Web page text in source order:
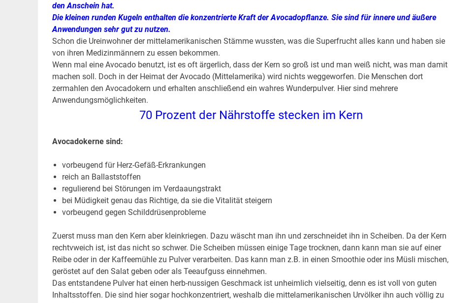
den Anschein hat.
Die kleinen runden Kugeln enthalten die konzentrierte Kraft der Avocadopflanze. Sie sind für innere und äußere
Anwendungen sehr gut zu nutzen.
Schon die Ureinwohner der mittelamerikanischen Stämme wussten, was die Superfrucht alles kann und haben sie
von ihren Medizinmännern zu essen bekommen.
Wenn mal eine Avocado benutzt, ist es oft ärgerlich, dass der Kern so groß ist und man weiß nicht, was man damit
machen soll. Doch in der Heimat der Avocado (Mittelamerika) wird nichts weggeworfen. Die Menschen dort
zermahlen den Avocadokern und erhalten anschließend ein wahres Wunderpulver. Hier sind mehrere
Anwendungsmöglichkeiten.
70 Prozent der Nährstoffe stecken im Kern
Avocadokerne sind:
vorbeugend für Herz-Gefäß-Erkrankungen
reich an Ballaststoffen
regulierend bei Störungen im Verdaaungstrakt
bei Müdigkeit genau das Richtige, da sie die Vitalität steigern
vorbeugend gegen Schilddrüsenprobleme
Zuerst muss man den Kern aber kleinkriegen. Dazu wäscht man ihn und zerschneidet ihn in Scheiben. Da der Kern
rechtvweich ist, ist das nicht so schwer. Die Scheiben müssen einige Tage trocknen, dann kann man sie auf einer
Reibe oder in der Kaffeemühle zu Pulver verarbeiten. Das kann man z.B. in einen Smoothie oder ins Müsli mischen,
geröstet auf den Salat geben oder als Teeaufguss einnehmen.
Das entstandene Pulver hat einen herb-nussigen Geschmack ist unheimlich vielseitig, denn es ist voll von guten
Inhaltsstoffen. Die sind hier sogar hochkonzentriert, weshalb die mittelamerikanischen Urvölker ihn auch völlig zu